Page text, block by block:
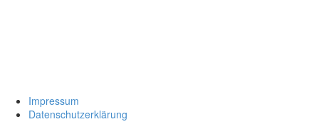
Impressum
Datenschutzerklärung